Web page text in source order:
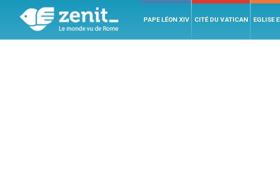
PAPE LÉON XIV CITÉ DU VATICAN EGLISE